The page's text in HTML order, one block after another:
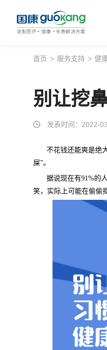
面向企业
首页 > 服务支持 > 健
别让挖
发表时间：2022-
不花钱还能爽是绝
屎”。
据说现在有91%的
笑，实际上可能在偷偷